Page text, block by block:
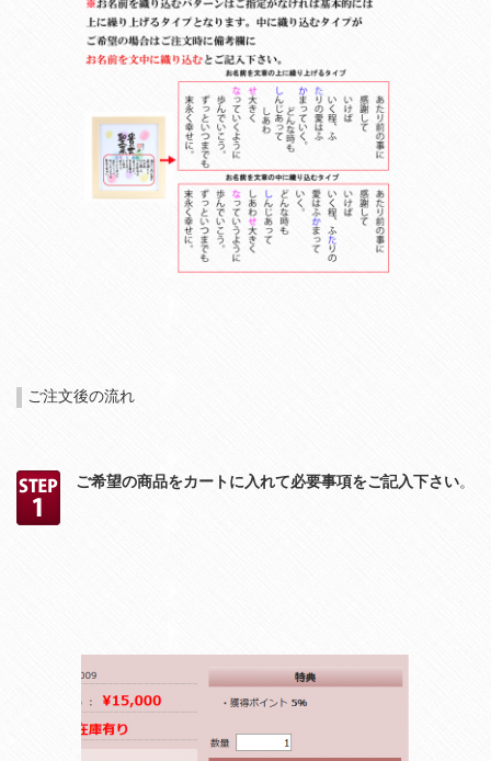
ご注文後の流れ
ご希望の商品をカートに入れて必要事項をご記入下さい。